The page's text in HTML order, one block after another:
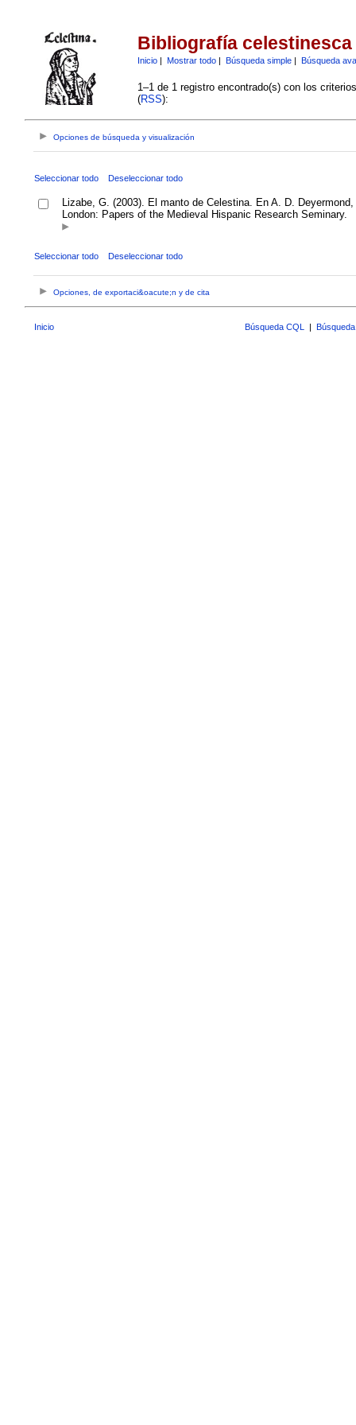
Bibliografía celestinesca
Inicio| Mostrar todo| Búsqueda simple| Búsqueda
1–1 de 1 registro encontrado(s) con los
(RSS):
Opciones de búsqueda y visualización
Seleccionar todo Deseleccionar todo
Lizabe, G. (2003). El manto de Celestina. En A. D.
London: Papers of the Medieval Hispanic Research Seminary.
Seleccionar todo Deseleccionar todo
Opciones, de exportaci&oacute;n y de cita
Inicio Búsqueda CQL |